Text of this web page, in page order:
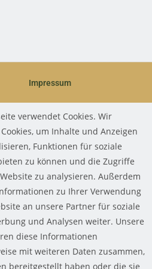
Impressum
verwendet Cookies. Wir
um Inhalte und Anzeigen
Funktionen für soziale
zu können und die Zugriffe
zu analysieren. Außerdem
zu Ihrer Verwendung
an unsere Partner für soziale
und Analysen weiter. Unsere
diese Informationen
mit weiteren Daten zusammen,
bereitgestellt haben oder die sie